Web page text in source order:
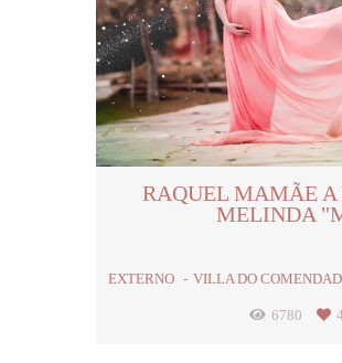
RAQUEL MAMÃE A
MELINDA
EXTERNO VILLA DO
6780